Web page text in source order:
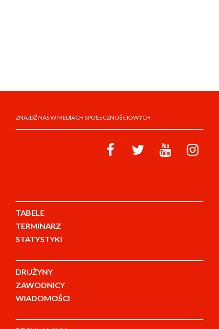
ZNAJDŹ NAS W MEDIACH SPOŁECZNOŚCIOWYCH
TABELE
TERMINARZ
STATYSTYKI
DRUŻYNY
ZAWODNICY
WIADOMOŚCI